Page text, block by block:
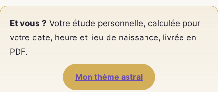
Et vous ? Votre étude personnelle, calculée pour
votre date, heure et lieu de naissance, livrée en
PDF.
Mon thème astral